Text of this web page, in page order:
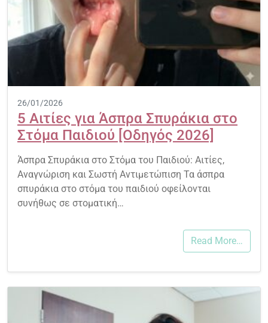
26/01/2026
5 Αιτίες για Άσπρα Σπυράκια στο
Στόμα Παιδιού [Οδηγός 2026]
Άσπρα Σπυράκια στο Στόμα του Παιδιού: Αιτίες,
Αναγνώριση και Σωστή Αντιμετώπιση Τα άσπρα
σπυράκια στο στόμα του παιδιού οφείλονται
συνήθως σε στοματική…
Read More…